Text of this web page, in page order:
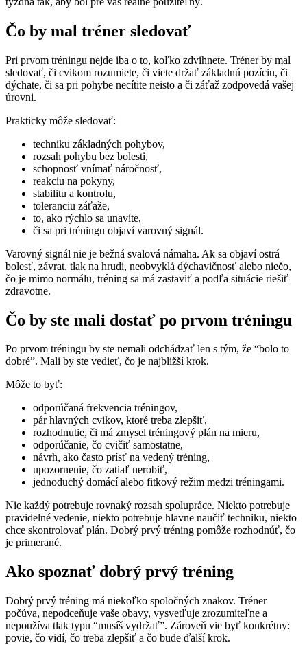
Čo by mal tréner sledovať
Pri prvom tréningu nejde iba o to, koľko zdvihnete. Tréner by mal
sledovať, či cvikom rozumiete, či viete držať základnú pozíciu, či
dýchate, či sa pri pohybe necítite neisto a či záťaž zodpovedá vašej
úrovni.
Prakticky môže sledovať:
techniku základných pohybov,
rozsah pohybu bez bolesti,
schopnosť vnímať náročnosť,
reakciu na pokyny,
stabilitu a kontrolu,
toleranciu záťaže,
to, ako rýchlo sa unavíte,
či sa pri tréningu objaví varovný signál.
Varovný signál nie je bežná svalová námaha. Ak sa objaví ostrá
bolesť, závrat, tlak na hrudi, neobvyklá dýchavičnosť alebo niečo,
čo je mimo normálu, tréning sa má zastaviť a podľa situácie riešiť
zdravotne.
Čo by ste mali dostať po prvom tréningu
Po prvom tréningu by ste nemali odchádzať len s tým, že “bolo to
dobré”. Mali by ste vedieť, čo je najbližší krok.
Môže to byť:
odporúčaná frekvencia tréningov,
pár hlavných cvikov, ktoré treba zlepšiť,
rozhodnutie, či má zmysel tréningový plán na mieru,
odporúčanie, čo cvičiť samostatne,
návrh, ako často prísť na vedený tréning,
upozornenie, čo zatiaľ nerobiť,
jednoduchý domácí alebo fitkový režim medzi tréningami.
Nie každý potrebuje rovnaký rozsah spolupráce. Niekto potrebuje
pravidelné vedenie, niekto potrebuje hlavne naučiť techniku, niekto
chce skontrolovať plán. Dobrý prvý tréning pomôže rozhodnúť, čo
je primerané.
Ako spoznať dobrý prvý tréning
Dobrý prvý tréning má niekoľko spoločných znakov. Tréner
počúva, nepodceňuje vaše obavy, vysvetľuje zrozumiteľne a
nepoužíva tlak typu “musíš vydržať”. Zároveň vie byť konkrétny:
povie, čo vidí, čo treba zlepšiť a čo bude ďalší krok.